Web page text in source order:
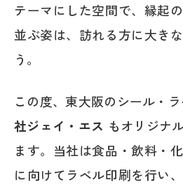
テーマにした空間で、縁起
並ぶ姿は、訪れる方に大き
う。
この度、東大阪のシール・
社ジェイ・エス もオリジナ
ます。当社は食品・飲料・
に向けてラベル印刷を行い